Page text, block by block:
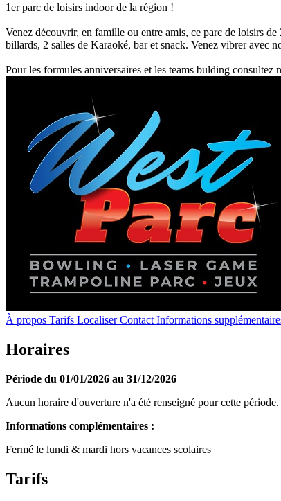
1er parc de loisirs indoor de la région !
Venez découvrir, en famille ou entre amis, ce parc de loisirs
billards, 2 salles de Karaoké, bar et snack. Venez vibrer avec
Pour les formules anniversaires et les teams bulding consultez
À propos Tarifs Localiser Contact Informations
Horaires
Période du 01/01/2026 au 31/12/2026
Aucun horaire d'ouverture n'a été renseigné pour cette période.
Informations complémentaires :
Fermé le lundi & mardi hors vacances scolaires
Tarifs